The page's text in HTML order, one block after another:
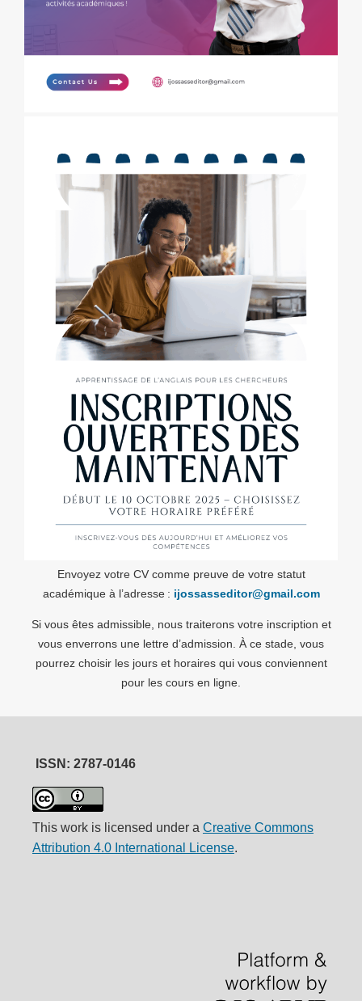
Envoyez votre CV comme preuve de votre statut
académique à l’adresse : ijossasseditor@gmail.com
Si vous êtes admissible, nous traiterons votre inscription et
vous enverrons une lettre d’admission. À ce stade, vous
pourrez choisir les jours et horaires qui vous conviennent
pour les cours en ligne.
ISSN: 2787-0146
This work is licensed under a Creative Commons
Attribution 4.0 International License.